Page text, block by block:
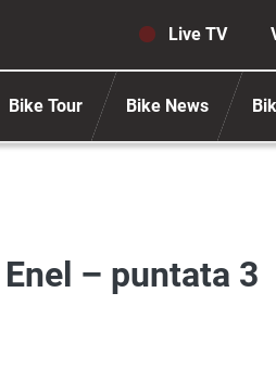
Live TV
Bike Tour Bike News
– puntata 3